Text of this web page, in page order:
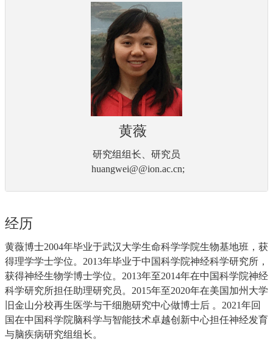
黄薇
研究组组长、研究员
huangwei@@ion.ac.cn;
经历
黄薇博士2004年毕业于武汉大学生命科学学院生物基地班，获
得理学学士学位。2013年毕业于中国科学院神经科学研究所，
获得神经生物学博士学位。2013年至2014年在中国科学院神经
科学研究所担任助理研究员。2015年至2020年在美国加州大学
旧金山分校再生医学与干细胞研究中心做博士后 。2021年回
国在中国科学院脑科学与智能技术卓越创新中心担任神经发育
与脑疾病研究组组长。